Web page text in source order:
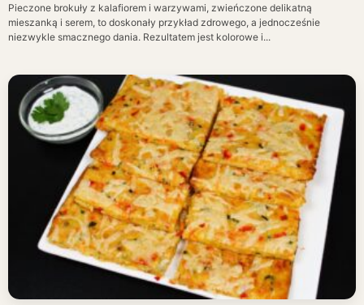
Pieczone brokuły z kalafiorem i warzywami, zwieńczone delikatną
mieszanką i serem, to doskonały przykład zdrowego, a jednocześnie
niezwykle smacznego dania. Rezultatem jest kolorowe i...